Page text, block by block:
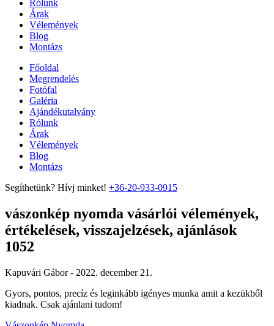
Rólunk
Árak
Vélemények
Blog
Montázs
Főoldal
Megrendelés
Fotófal
Galéria
Ajándékutalvány
Rólunk
Árak
Vélemények
Blog
Montázs
Segíthetünk? Hívj minket! +36-20-933-0915
vászonkép nyomda vásárlói vélemények,
értékelések, visszajelzések, ajánlások
1052
Kapuvári Gábor - 2022. december 21.
Gyors, pontos, precíz és leginkább igényes munka amit a kezükből
kiadnak. Csak ajánlani tudom!